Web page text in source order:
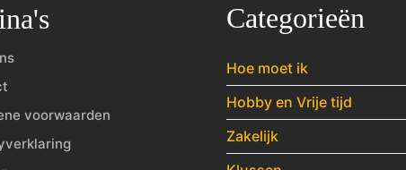
voorwaarden
Categorieën
Hoe moet ik
Hobby en Vrije tijd
Zakelijk